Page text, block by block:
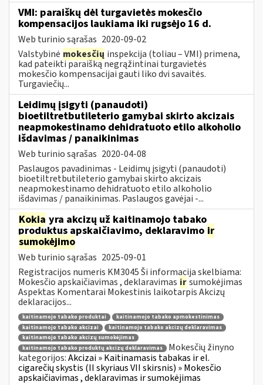
VMI: paraiškų dėl turgavietės mokesčio
kompensacijos laukiama iki rugsėjo 16 d.
Web turinio sąrašas 2020-09-02
Valstybinė mokesčių inspekcija (toliau – VMI) primena,
kad pateikti paraišką negrąžintinai turgavietės
mokesčio kompensacijai gauti liko dvi savaitės.
Turgaviečių...
Leidimų įsigyti (panaudoti)
bioetiltretbutileterio gamybai skirto akcizais
neapmokestinamo dehidratuoto etilo alkoholio
išdavimas / panaikinimas
Web turinio sąrašas 2020-04-08
Paslaugos pavadinimas - Leidimų įsigyti (panaudoti)
bioetiltretbutileterio gamybai skirto akcizais
neapmokestinamo dehidratuoto etilo alkoholio
išdavimas / panaikinimas. Paslaugos gavėjai -...
Kokia yra akcizų už kaitinamojo tabako
produktus apskaičiavimo, deklaravimo ir
sumokėjimo
Web turinio sąrašas 2025-09-01
Registracijos numeris KM3045 Ši informacija skelbiama:
Mokesčio apskaičiavimas , deklaravimas irsumokėjimas
Aspektas Komentarai Mokestinis laikotarpis Akcizų
deklaracijos...
kaitinamojo tabako produktai
kaitinamojo tabako apmokestinimas
kaitinamojo tabako akcizai
kaitinamojo tabako akcizų deklaravimas
kaitinamojo tabako akcizų sumokėjimas
kaitinamojo tabako produktų akcizų deklaravimas
Mokesčių žinyno
kategorijos:Akcizai » Kaitinamasis tabakas ir el.
cigarečių skystis (II skyriaus VII skirsnis) » Mokesčio
apskaičiavimas , deklaravimas ir sumokėjimas